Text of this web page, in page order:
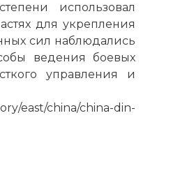
использовал
для укрепления
сил наблюдались
ведения боевых
управления и
east/china/china-din-